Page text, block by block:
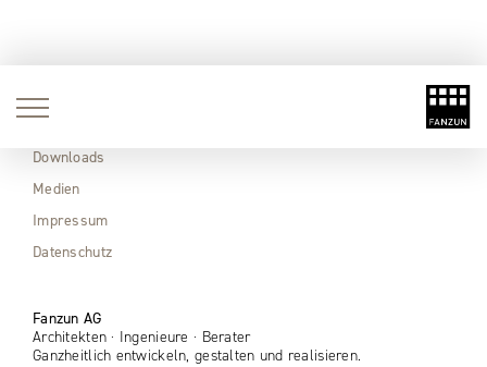
Aktuell
Downloads
Medien
Impressum
Datenschutz
Fanzun AG
Architekten · Ingenieure · Berater
Ganzheitlich entwickeln, gestalten und realisieren.